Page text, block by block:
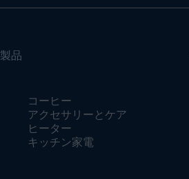
製品
コーヒー
アクセサリーとケア
ヒーター
キッチン家電